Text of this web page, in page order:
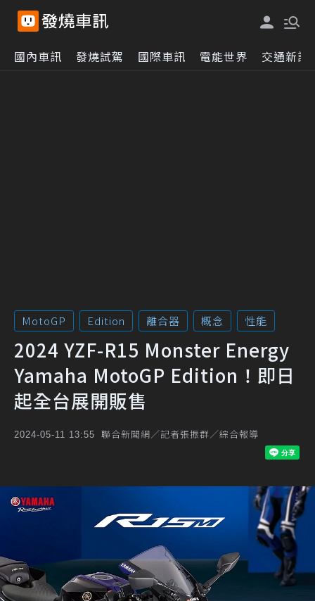
國內車訊 發燒試駕 國際車訊 電能世界 交通新訊
MotoGP Edition 離合器 概念 性能
2024 YZF-R15 Monster Energy
Yamaha MotoGP Edition！即日
起全台展開販售
2024-05-11 13:55 聯合新聞網／記者張振群／綜合報導